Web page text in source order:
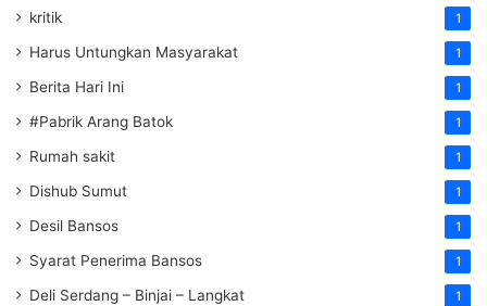
kritik 1
Harus Untungkan Masyarakat 1
Berita Hari Ini 1
#Pabrik Arang Batok 1
Rumah sakit 1
Dishub Sumut 1
Desil Bansos 1
Syarat Penerima Bansos 1
Deli Serdang – Binjai – Langkat 1